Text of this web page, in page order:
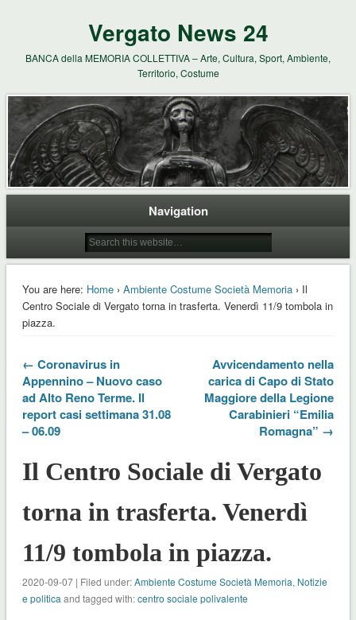
Vergato News 24
BANCA della MEMORIA COLLETTIVA – Arte, Cultura, Sport, Ambiente,
Territorio, Costume
Navigation
You are here: Home› Ambiente Costume Società Memoria› Il
Centro Sociale di Vergato torna in trasferta. Venerdì 11/9 tombola in
piazza.
← Coronavirus in
Appennino – Nuovo caso
ad Alto Reno Terme. Il
report casi settimana 31.08
– 06.09
Avvicendamento nella
carica di Capo di Stato
Maggiore della Legione
Carabinieri “Emilia
Romagna” →
Il Centro Sociale di Vergato
torna in trasferta. Venerdì
11/9 tombola in piazza.
2020-09-07 | Filed under:Ambiente Costume Società Memoria, Notizie
e politica and tagged with:centro sociale polivalente